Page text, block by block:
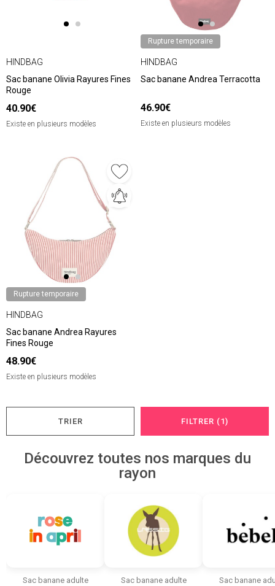
HINDBAG
Sac banane Olivia Rayures Fines
Rouge
40.90€
Existe en plusieurs modèles
Rupture temporaire
HINDBAG
Sac banane Andrea Terracotta
46.90€
Existe en plusieurs modèles
Rupture temporaire
HINDBAG
Sac banane Andrea Rayures
Fines Rouge
48.90€
Existe en plusieurs modèles
TRIER FILTRER (1)
Découvrez toutes nos marques du
rayon
Sac banane adulte Sac banane adulte Sac banane